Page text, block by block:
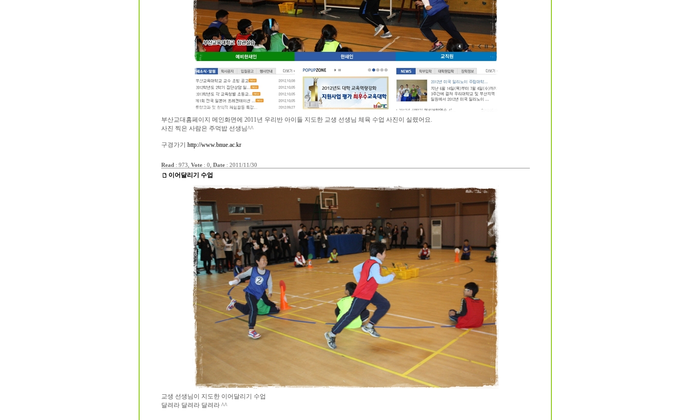
부산교대홈페이지 메인화면에 2011년 우리반 아이들 지도한 교생 선생님 체육 수업 사진이 실렸어요.
사진 찍은 사람은 주먹밥 선생님^^
구경가기 http://www.bnue.ac.kr
Read : 973, Vote: 0, Date: 2011/11/30
이어달리기 수업
교생 선생님이 지도한 이어달리기 수업
달려라 달려라 달려라 ^^